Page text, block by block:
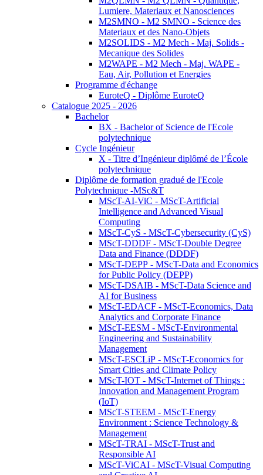
Lumiere, Materiaux et Nanosciences
M2SMNO - M2 SMNO - Science des
Materiaux et des Nano-Objets
M2SOLIDS - M2 Mech - Maj. Solids -
Mecanique des Solides
M2WAPE - M2 Mech - Maj. WAPE -
Eau, Air, Pollution et Energies
Programme d'échange
EuroteQ - Diplôme EuroteQ
Catalogue 2025 - 2026
Bachelor
BX - Bachelor of Science de l'Ecole
polytechnique
Cycle Ingénieur
X - Titre d’Ingénieur diplômé de l’École
polytechnique
Diplôme de formation gradué de l'Ecole
Polytechnique -MSc&T
MScT-AI-ViC - MScT-Artificial
Intelligence and Advanced Visual
Computing
MScT-CyS - MScT-Cybersecurity (CyS)
MScT-DDDF - MScT-Double Degree
Data and Finance (DDDF)
MScT-DEPP - MScT-Data and Economics
for Public Policy (DEPP)
MScT-DSAIB - MScT-Data Science and
AI for Business
MScT-EDACF - MScT-Economics, Data
Analytics and Corporate Finance
MScT-EESM - MScT-Environmental
Engineering and Sustainability
Management
MScT-ESCLiP - MScT-Economics for
Smart Cities and Climate Policy
MScT-IOT - MScT-Internet of Things :
Innovation and Management Program
(IoT)
MScT-STEEM - MScT-Energy
Environment : Science Technology &
Management
MScT-TRAI - MScT-Trust and
Responsible AI
MScT-ViCAI - MScT-Visual Computing